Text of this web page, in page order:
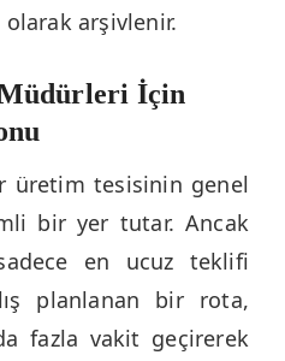
olarak arşivlenir.
İçin
üretim tesisinin genel
bir yer tutar. Ancak
en ucuz teklifi
planlanan bir rota,
fazla vakit geçirerek